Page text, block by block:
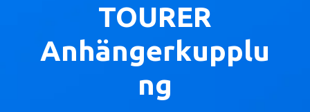
TOURER
Anhängerkupplu
ng